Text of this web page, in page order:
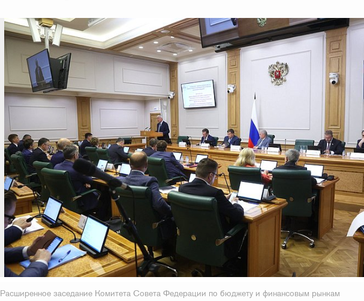
Расширенное заседание Комитета Совета Федерации по бюджету и финансовым рынкам